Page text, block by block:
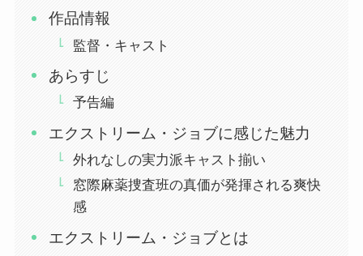
作品情報
監督・キャスト
あらすじ
予告編
エクストリーム・ジョブに感じた魅力
外れなしの実力派キャスト揃い
窓際麻薬捜査班の真価が発揮される爽快
感
エクストリーム・ジョブとは